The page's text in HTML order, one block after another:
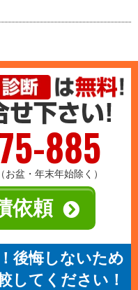
885
盆・年末年始除く）
依頼
後悔しないため
してください！